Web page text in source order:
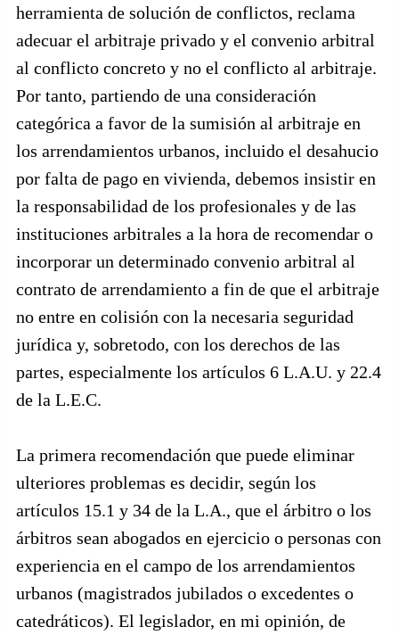
herramienta de solución de conflictos, reclama
adecuar el arbitraje privado y el convenio arbitral
al conflicto concreto y no el conflicto al arbitraje.
Por tanto, partiendo de una consideración
categórica a favor de la sumisión al arbitraje en
los arrendamientos urbanos, incluido el desahucio
por falta de pago en vivienda, debemos insistir en
la responsabilidad de los profesionales y de las
instituciones arbitrales a la hora de recomendar o
incorporar un determinado convenio arbitral al
contrato de arrendamiento a fin de que el arbitraje
no entre en colisión con la necesaria seguridad
jurídica y, sobretodo, con los derechos de las
partes, especialmente los artículos 6 L.A.U. y 22.4
de la L.E.C.
La primera recomendación que puede eliminar
ulteriores problemas es decidir, según los
artículos 15.1 y 34 de la L.A., que el árbitro o los
árbitros sean abogados en ejercicio o personas con
experiencia en el campo de los arrendamientos
urbanos (magistrados jubilados o excedentes o
catedráticos). El legislador, en mi opinión, de